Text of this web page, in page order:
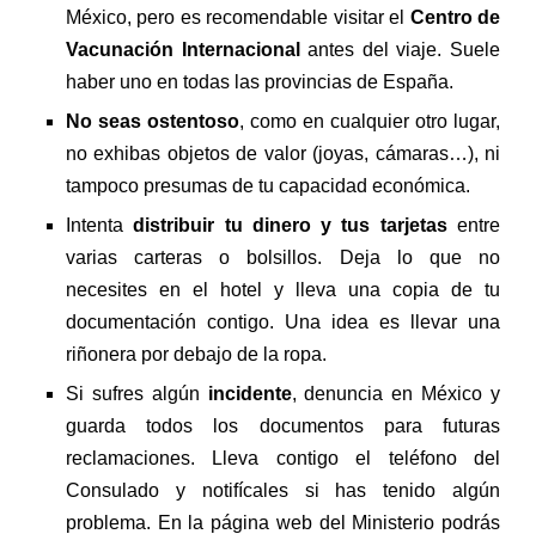
México, pero es recomendable visitar el Centro de
Vacunación Internacional antes del viaje. Suele
haber uno en todas las provincias de España.
No seas ostentoso, como en cualquier otro lugar,
no exhibas objetos de valor (joyas, cámaras…), ni
tampoco presumas de tu capacidad económica.
Intentadistribuir tu dinero y tus tarjetasentre
varias carteras o bolsillos. Deja lo que no
necesites en el hotel y lleva una copia de tu
documentación contigo. Una idea es llevar una
riñonera por debajo de la ropa.
Si sufres algún incidente, denuncia en México y
guarda todos los documentos para futuras
reclamaciones. Lleva contigo el teléfono del
Consulado y notifícales si has tenido algún
problema. En la página web del Ministerio podrás